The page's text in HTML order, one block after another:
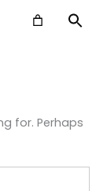
for. Perhaps